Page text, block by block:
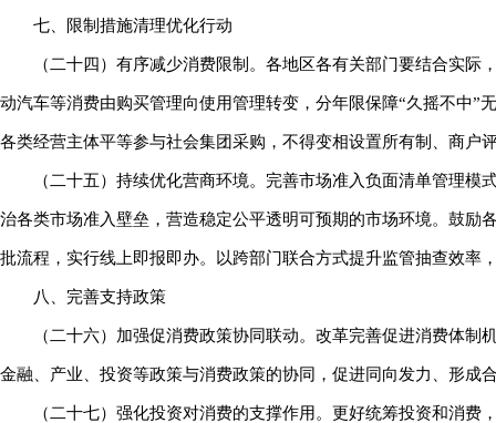
七、限制措施清理优化行动
（二十四）有序减少消费限制。各地区各有关部门要结合实
动汽车等消费由购买管理向使用管理转变，分年限保障“久摇不中
各类经营主体平等参与社会集团采购，不得变相设置所有制、商户
（二十五）持续优化营商环境。完善市场准入负面清单管理
治各类市场准入壁垒，营造稳定公平透明可预期的市场环境。鼓
批流程，实行线上即报即办。以跨部门联合方式提升监管抽查效率
八、完善支持政策
（二十六）加强促消费政策协同联动。改革完善促进消费体
金融、产业、投资等政策与消费政策的协同，促进同向发力、形成
（二十七）强化投资对消费的支撑作用。更好统筹投资和消